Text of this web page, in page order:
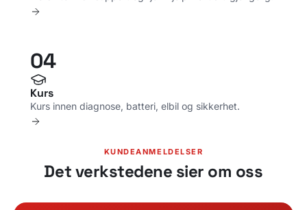
04
Kurs
Kurs innen diagnose, batteri, elbil og sikkerhet.
KUNDEANMELDELSER
Det verkstedene sier om oss